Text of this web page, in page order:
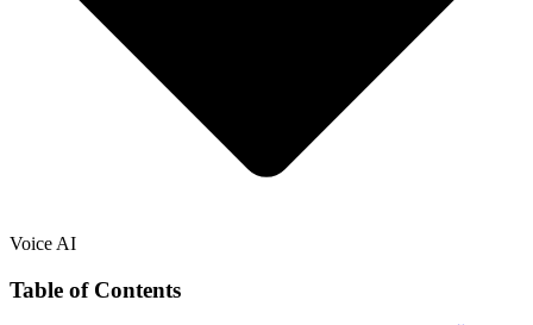
Voice AI
Table of Contents